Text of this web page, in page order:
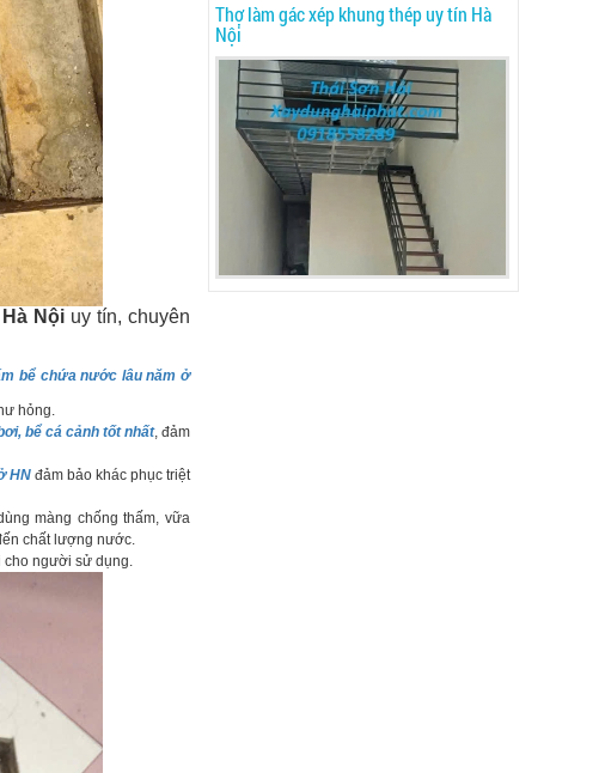
Nộiuy tín, chuyên
bể chứa nước lâu năm ở
hỏng.
bể cá cảnh tốt nhất, đảm
HNđảm bảo khác phục triệt
màng chống thấm, vữa
chất lượng nước.
cho người sử dụng.
Thợ làm gác xép khung thép uy tín Hà
Nội